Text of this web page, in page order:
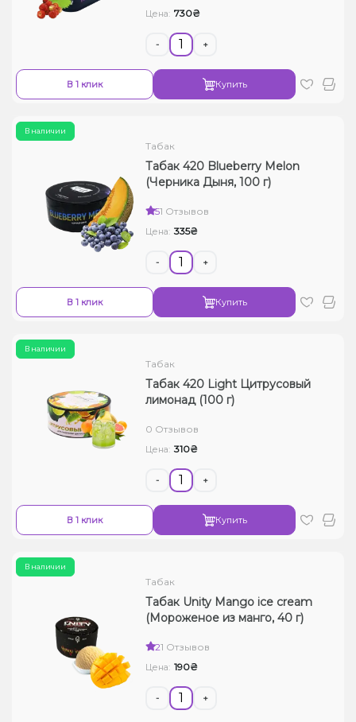
Цена: 730₴
- +
В 1 клик Купить
В наличии
Табак
Табак 420 Blueberry Melon
(Черника Дыня, 100 г)
51 Отзывов
Цена: 335₴
- +
В 1 клик Купить
В наличии
Табак
Табак 420 Light Цитрусовый
лимонад (100 г)
0 Отзывов
Цена: 310₴
- +
В 1 клик Купить
В наличии
Табак
Табак Unity Mango ice cream
(Мороженое из манго, 40 г)
21 Отзывов
Цена: 190₴
- +